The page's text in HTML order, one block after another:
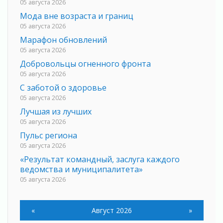
05 августа 2026
Мода вне возраста и границ
05 августа 2026
Марафон обновлений
05 августа 2026
Добровольцы огненного фронта
05 августа 2026
С заботой о здоровье
05 августа 2026
Лучшая из лучших
05 августа 2026
Пульс региона
05 августа 2026
«Результат командный, заслуга каждого
ведомства и муниципалитета»
05 августа 2026
« Август 2026 »